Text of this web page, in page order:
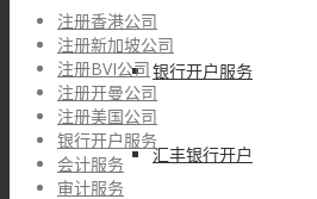
银行开户服务
汇丰银行开户
注册香港公司
注册新加坡公司
注册BVI公司
注册开曼公司
注册美国公司
银行开户服务
会计服务
审计服务